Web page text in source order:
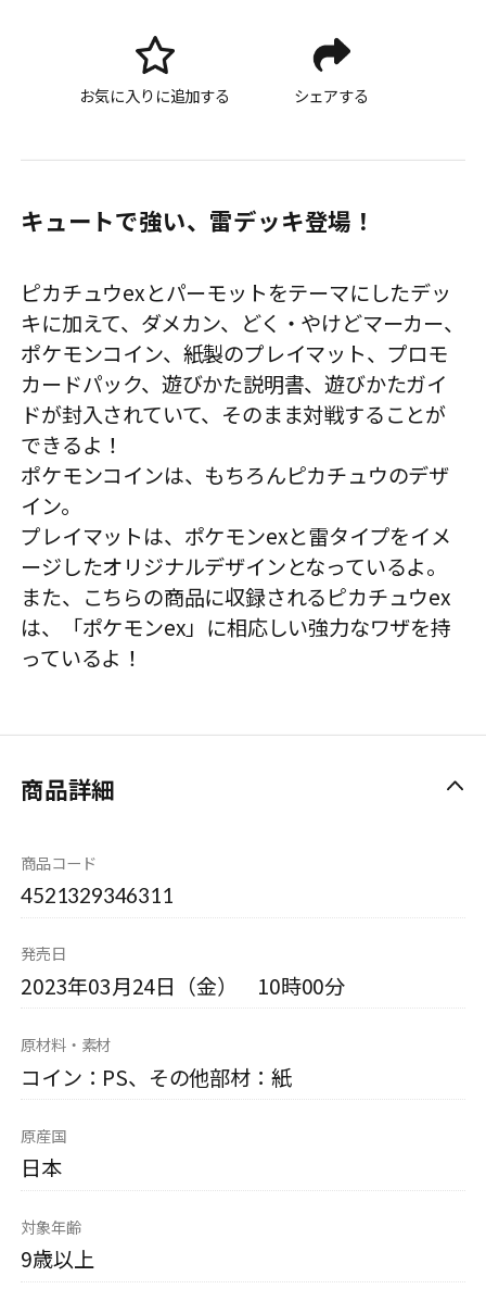
お気に入りに追加する シェアする
キュートで強い、雷デッキ登場！
ピカチュウexとパーモットをテーマにしたデッ
キに加えて、ダメカン、どく・やけどマーカー、
ポケモンコイン、紙製のプレイマット、プロモ
カードパック、遊びかた説明書、遊びかたガイ
ドが封入されていて、そのまま対戦することが
できるよ！
ポケモンコインは、もちろんピカチュウのデザ
イン。
プレイマットは、ポケモンexと雷タイプをイメ
ージしたオリジナルデザインとなっているよ。
また、こちらの商品に収録されるピカチュウex
は、「ポケモンex」に相応しい強力なワザを持
っているよ！
商品詳細
商品コード
4521329346311
発売日
2023年03月24日（金） 10時00分
原材料・素材
コイン：PS、その他部材：紙
原産国
日本
対象年齢
9歳以上